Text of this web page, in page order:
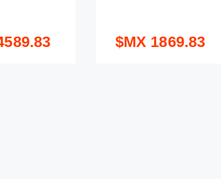
$MX 1869.83